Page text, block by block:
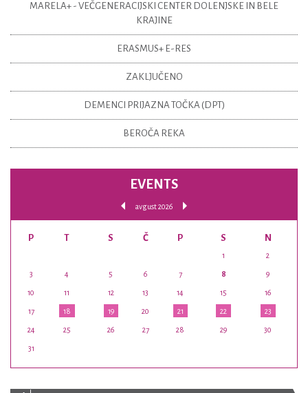
MARELA+ - VEČGENERACIJSKI CENTER DOLENJSKE IN BELE
KRAJINE
ERASMUS+ E-RES
ZAKLJUČENO
DEMENCI PRIJAZNA TOČKA (DPT)
BEROČA REKA
EVENTS
avgust 2026
P T S Č P S N
1 2
3 4 5 6 7 8 9
10 11 12 13 14 15 16
17 18 19 20 21 22 23
24 25 26 27 28 29 30
31